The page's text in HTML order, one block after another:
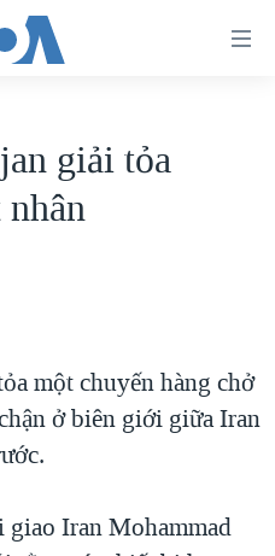
CỦA MỸ: QUÁ KHỨ VÀ HIỆN
giải tỏa
một chuyến hàng chở
ở biên giới giữa Iran
Iran Mohammad